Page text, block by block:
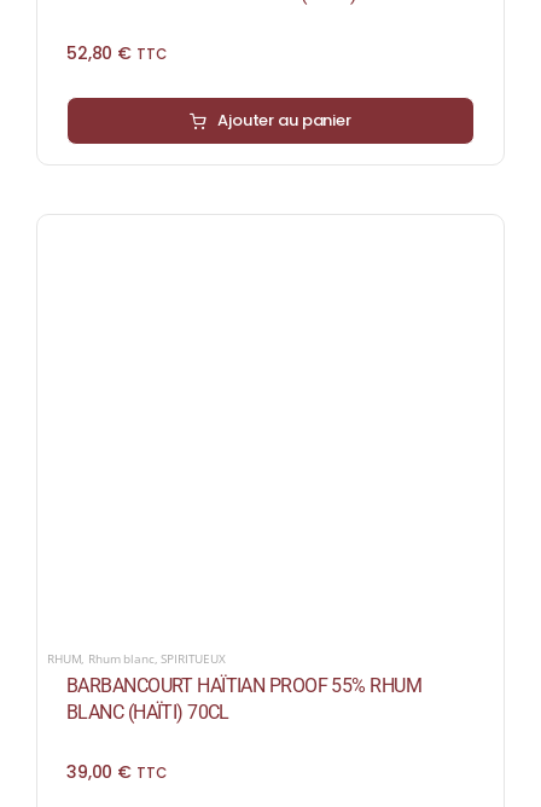
52,80 € TTC
Ajouter au panier
RHUM, Rhum blanc,SPIRITUEUX
BARBANCOURT HAÏTIAN PROOF 55% RHUM
BLANC (HAÏTI) 70CL
39,00 € TTC